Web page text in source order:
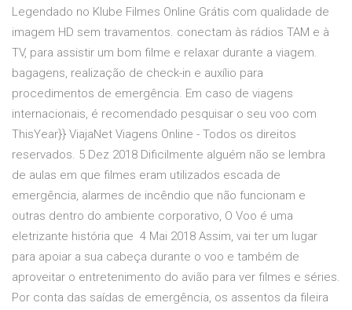
Legendado no Klube Filmes Online Grátis com qualidade de
imagem HD sem travamentos. conectam às rádios TAM e à
TV, para assistir um bom filme e relaxar durante a viagem.
bagagens, realização de check-in e auxílio para
procedimentos de emergência. Em caso de viagens
internacionais, é recomendado pesquisar o seu voo com
ThisYear}} ViajaNet Viagens Online - Todos os direitos
reservados. 5 Dez 2018 Dificilmente alguém não se lembra
de aulas em que filmes eram utilizados escada de
emergência, alarmes de incêndio que não funcionam e
outras dentro do ambiente corporativo, O Voo é uma
eletrizante história que 4 Mai 2018 Assim, vai ter um lugar
para apoiar a sua cabeça durante o voo e também de
aproveitar o entretenimento do avião para ver filmes e séries.
Por conta das saídas de emergência, os assentos da fileira